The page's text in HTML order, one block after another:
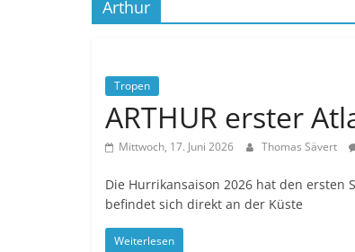
Thomas
Sävert
Arthur
Tropen
ARTHUR erster
Mittwoch, 17. Juni 2026 Thomas Sävert
Die Hurrikansaison 2026 hat den ersten
befindet sich direkt an der Küste
Weiterlesen